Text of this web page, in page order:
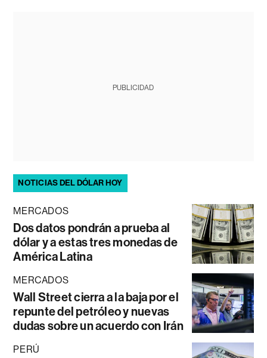
PUBLICIDAD
NOTICIAS DEL DÓLAR HOY
MERCADOS
Dos datos pondrán a prueba al
dólar y a estas tres monedas de
América Latina
MERCADOS
Wall Street cierra a la baja por el
repunte del petróleo y nuevas
dudas sobre un acuerdo con Irán
PERÚ